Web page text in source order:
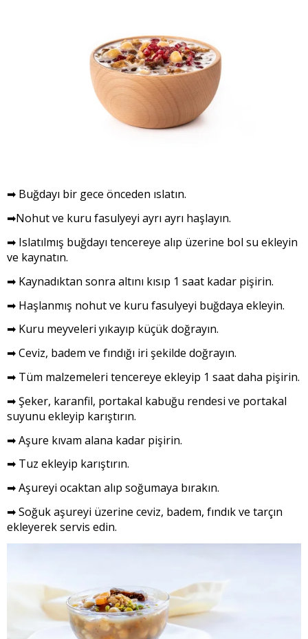
➡ Buğdayı bir gece önceden ıslatın.
➡Nohut ve kuru fasulyeyi ayrı ayrı haşlayın.
➡ Islatılmış buğdayı tencereye alıp üzerine bol su ekleyin
ve kaynatın.
➡ Kaynadıktan sonra altını kısıp 1 saat kadar pişirin.
➡ Haşlanmış nohut ve kuru fasulyeyi buğdaya ekleyin.
➡ Kuru meyveleri yıkayıp küçük doğrayın.
➡ Ceviz, badem ve fındığı iri şekilde doğrayın.
➡ Tüm malzemeleri tencereye ekleyip 1 saat daha pişirin.
➡ Şeker, karanfil, portakal kabuğu rendesi ve portakal
suyunu ekleyip karıştırın.
➡ Aşure kıvam alana kadar pişirin.
➡ Tuz ekleyip karıştırın.
➡ Aşureyi ocaktan alıp soğumaya bırakın.
➡ Soğuk aşureyi üzerine ceviz, badem, fındık ve tarçın
ekleyerek servis edin.